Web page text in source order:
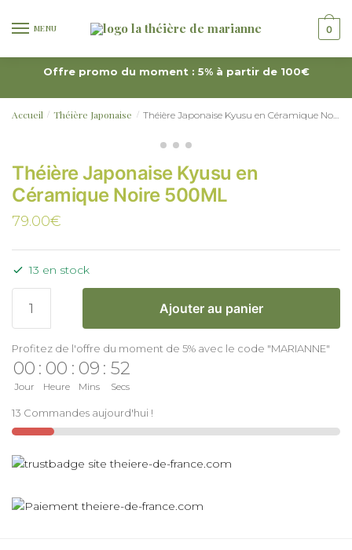
MENU 0
Offre promo du moment : 5% à partir de 100€
Accueil / Théière Japonaise / Théière Japonaise Kyusu en Céramique Noire 500ML
Théière Japonaise Kyusu en
Céramique Noire 500ML
79.00€
13 en stock
Ajouter au panier
Profitez de l'offre du moment de 5% avec le code "MARIANNE"
00
Jour
: 00
Heure
: 09
Mins
: 52
Secs
13 Commandes aujourd'hui !